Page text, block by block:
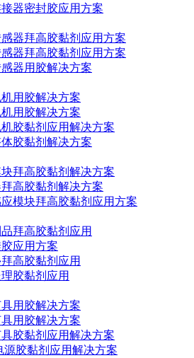
器密封胶应用方案
器拜高胶黏剂应用方案
器拜高胶黏剂应用方案
器用胶解决方案
用胶解决方案
用胶解决方案
胶黏剂应用解决方案
胶黏剂解决方案
拜高胶黏剂解决方案
高胶黏剂解决方案
模块拜高胶黏剂应用方案
拜高胶黏剂应用
应用方案
高胶黏剂应用
胶黏剂应用
用胶解决方案
具用胶解决方案
胶黏剂应用解决方案
源胶黏剂应用解决方案